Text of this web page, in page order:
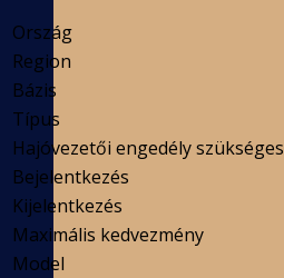
Ország
Region
Bázis
Típus
Hajóvezetői engedély szükséges
Bejelentkezés
Kijelentkezés
Maximális kedvezmény
Model